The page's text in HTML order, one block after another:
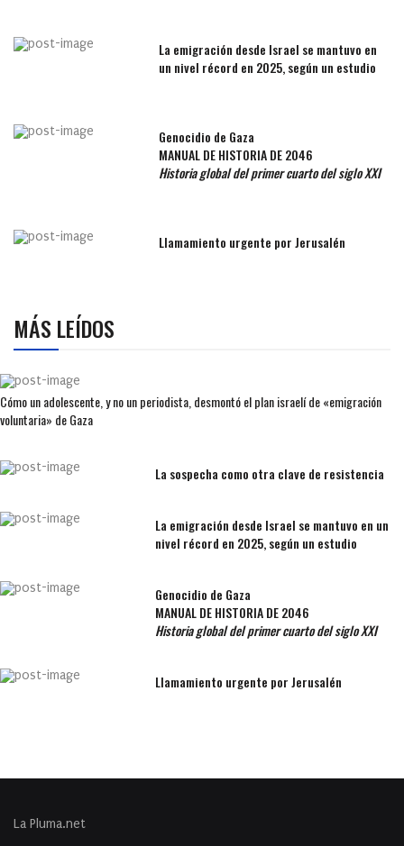
La emigración desde Israel se mantuvo en
un nivel récord en 2025, según un estudio
Genocidio de Gaza
MANUAL DE HISTORIA DE 2046
Historia global del primer cuarto del siglo XXI
Llamamiento urgente por Jerusalén
MÁS LEÍDOS
Cómo un adolescente, y no un periodista, desmontó el plan israelí de «emigración
voluntaria» de Gaza
La sospecha como otra clave de resistencia
La emigración desde Israel se mantuvo en un
nivel récord en 2025, según un estudio
Genocidio de Gaza
MANUAL DE HISTORIA DE 2046
Historia global del primer cuarto del siglo XXI
Llamamiento urgente por Jerusalén
La Pluma.net